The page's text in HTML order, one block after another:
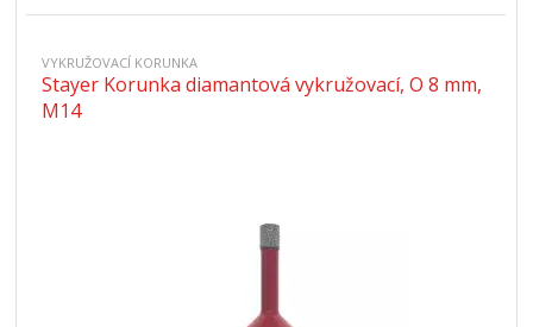
VYKRUŽOVACÍ KORUNKA
Stayer Korunka diamantová vykružovací, O 8 mm,
M14